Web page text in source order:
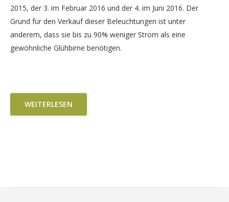
2015, der 3. im Februar 2016 und der 4. im Juni 2016. Der
Grund für den Verkauf dieser Beleuchtungen ist unter
anderem, dass sie bis zu 90% weniger Strom als eine
gewöhnliche Glühbirne benötigen.
WEITERLESEN